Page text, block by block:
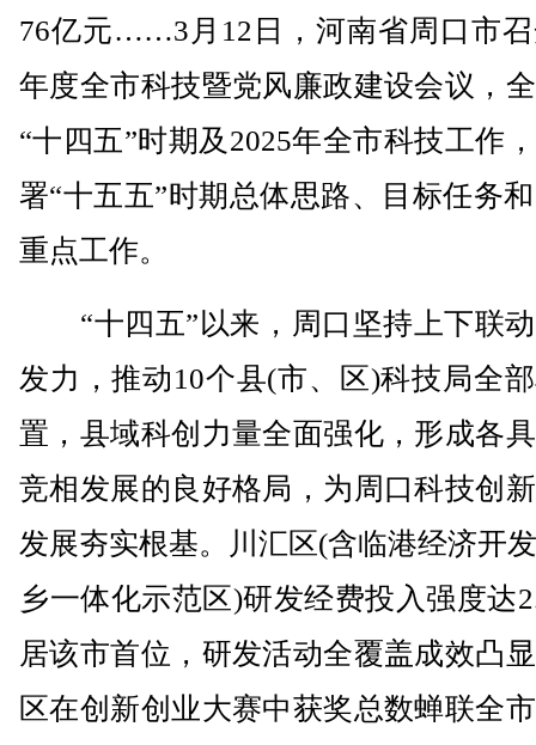
76亿元……3月12日，河南省周口市召
年度全市科技暨党风廉政建设会议，
“十四五”时期及2025年全市科技工作
署“十五五”时期总体思路、目标任务
重点工作。
“十四五”以来，周口坚持上下联
发力，推动10个县(市、区)科技局全
置，县域科创力量全面强化，形成各
竞相发展的良好格局，为周口科技创
发展夯实根基。川汇区(含临港经济开
乡一体化示范区)研发经费投入强度达
居该市首位，研发活动全覆盖成效凸
区在创新创业大赛中获奖总数蝉联全